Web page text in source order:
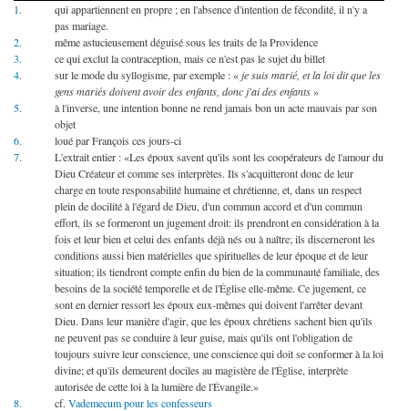
1.
qui appartiennent en propre ; en l'absence d'intention de fécondité, il n'y a
pas mariage.
2.
même astucieusement déguisé sous les traits de la Providence
3.
ce qui exclut la contraception, mais ce n'est pas le sujet du billet
4.
sur le mode du syllogisme, par exemple : « je suis marié, et la loi dit que les
gens mariés doivent avoir des enfants, donc j'ai des enfants»
5.
à l'inverse, une intention bonne ne rend jamais bon un acte mauvais par son
objet
6.
loué par François ces jours-ci
7.
L'extrait entier : «Les époux savent qu'ils sont les coopérateurs de l'amour du
Dieu Créateur et comme ses interprètes. Ils s'acquitteront donc de leur
charge en toute responsabilité humaine et chrétienne, et, dans un respect
plein de docilité à l'égard de Dieu, d'un commun accord et d'un commun
effort, ils se formeront un jugement droit: ils prendront en considération à la
fois et leur bien et celui des enfants déjà nés ou à naître; ils discerneront les
conditions aussi bien matérielles que spirituelles de leur époque et de leur
situation; ils tiendront compte enfin du bien de la communauté familiale, des
besoins de la société temporelle et de l'Église elle-même. Ce jugement, ce
sont en dernier ressort les époux eux-mêmes qui doivent l'arrêter devant
Dieu. Dans leur manière d'agir, que les époux chrétiens sachent bien qu'ils
ne peuvent pas se conduire à leur guise, mais qu'ils ont l'obligation de
toujours suivre leur conscience, une conscience qui doit se conformer à la loi
divine; et qu'ils demeurent dociles au magistère de l'Église, interprète
autorisée de cette loi à la lumière de l'Évangile.»
8.
cf.Vademecum pour les confesseurs